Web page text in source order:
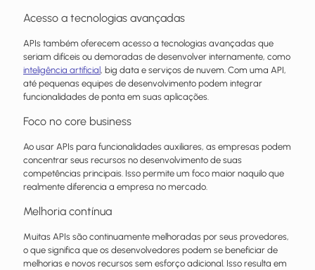
Acesso a tecnologias avançadas
APIs também oferecem acesso a tecnologias avançadas que
seriam difíceis ou demoradas de desenvolver internamente, como
inteligência artificial, big data e serviços de nuvem. Com uma API,
até pequenas equipes de desenvolvimento podem integrar
funcionalidades de ponta em suas aplicações.
Foco no core business
Ao usar APIs para funcionalidades auxiliares, as empresas podem
concentrar seus recursos no desenvolvimento de suas
competências principais. Isso permite um foco maior naquilo que
realmente diferencia a empresa no mercado.
Melhoria contínua
Muitas APIs são continuamente melhoradas por seus provedores,
o que significa que os desenvolvedores podem se beneficiar de
melhorias e novos recursos sem esforço adicional. Isso resulta em